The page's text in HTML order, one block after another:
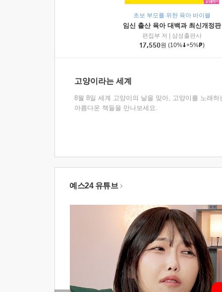
초보 부모를 위한 육아 바이블
임신 출산 육아 대백과 최신개정판
편집부 저
삼성출판사
17,550원 (10% +5% )
고양이라는 세계
8월 8일 세계 고양이의 날을 맞아, 고양이를 노래하
아름다운 책들을 만나보세요.
예스24 유튜브